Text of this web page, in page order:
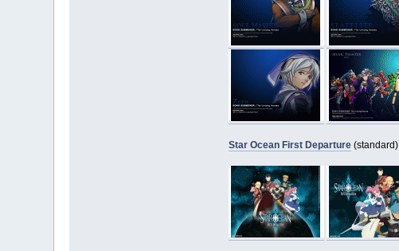
Star Ocean First Departure(standard)